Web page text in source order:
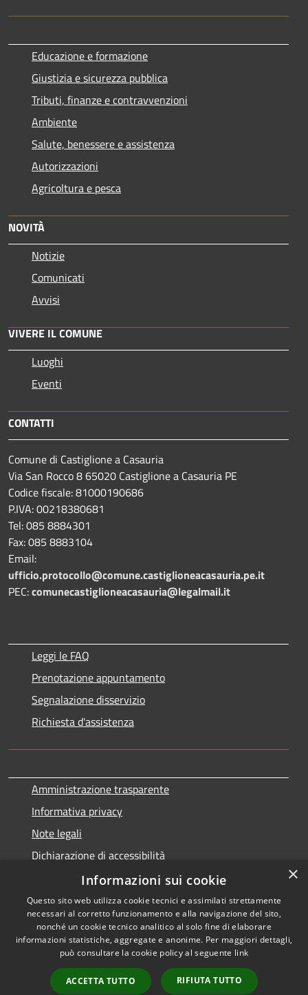
Educazione e formazione
Giustizia e sicurezza pubblica
Tributi, finanze e contravvenzioni
Ambiente
Salute, benessere e assistenza
Autorizzazioni
Agricoltura e pesca
NOVITÀ
Notizie
Comunicati
Avvisi
VIVERE IL COMUNE
Luoghi
Eventi
CONTATTI
Comune di Castiglione a Casauria
Via San Rocco 8 65020 Castiglione a Casauria PE
Codice fiscale: 81000190686
P.IVA: 00218380681
Tel: 085 8884301
Fax: 085 8883104
Email:
ufficio.protocollo@comune.castiglioneacasauria.pe.it
PEC:comunecastiglioneacasauria@legalmail.it
Leggi le FAQ
Prenotazione appuntamento
Segnalazione disservizio
Richiesta d'assistenza
Amministrazione trasparente
Informativa privacy
Note legali
Dichiarazione di accessibilità
Piano di miglioramento del sito e dei servizi
RSS
Accessibilità
Copyright © 2026 • Comune di
Castiglione a Casauria •
Powered byMunicipium
×
Informazioni sui cookie
Questo sito web utilizza cookie tecnici e assimilati strettamente
necessari al corretto funzionamento e alla navigazione del sito,
nonché un cookie tecnico analitico al solo fine di elaborare
informazioni statistiche, aggregate e anonime. Per maggiori dettagli,
può consultare la cookie policy al seguente link
ACCETTA TUTTO RIFIUTA TUTTO